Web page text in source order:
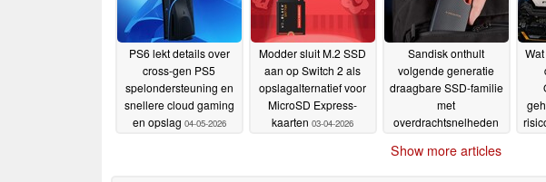
PS6 lekt details over
cross-gen PS5
spelondersteuning en
snellere cloud gaming
en opslag 04-05-2026
Modder sluit M.2 SSD
aan op Switch 2 als
opslagalternatief voor
MicroSD Express-
kaarten 03-04-2026
Sandisk onthult
volgende generatie
draagbare SSD-familie
met
overdrachtsnelheden
Show more articles